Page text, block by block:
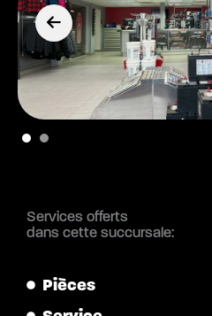
Services offerts
dans cette succursale:
Pièces